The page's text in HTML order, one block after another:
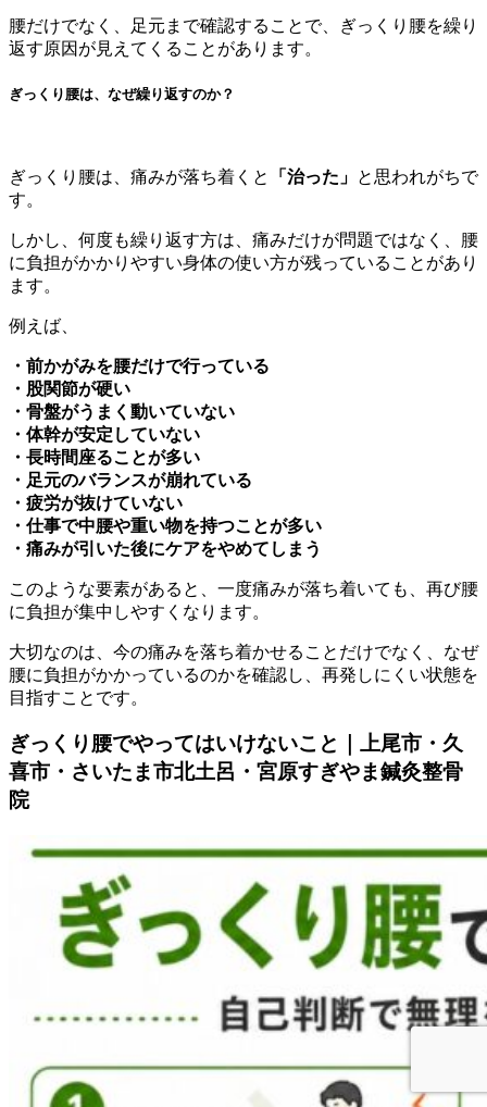
腰だけでなく、足元まで確認することで、ぎっくり腰を繰り
返す原因が見えてくることがあります。
ぎっくり腰は、なぜ繰り返すのか？
ぎっくり腰は、痛みが落ち着くと 「治った」 と思われがちで
す。
しかし、何度も繰り返す方は、痛みだけが問題ではなく、腰
に負担がかかりやすい身体の使い方が残っていることがあり
ます。
例えば、
・前かがみを腰だけで行っている
・股関節が硬い
・骨盤がうまく動いていない
・体幹が安定していない
・長時間座ることが多い
・足元のバランスが崩れている
・疲労が抜けていない
・仕事で中腰や重い物を持つことが多い
・痛みが引いた後にケアをやめてしまう
このような要素があると、一度痛みが落ち着いても、再び腰
に負担が集中しやすくなります。
大切なのは、今の痛みを落ち着かせることだけでなく、なぜ
腰に負担がかかっているのかを確認し、再発しにくい状態を
目指すことです。
ぎっくり腰でやってはいけないこと｜上尾市・久
喜市・さいたま市北土呂・宮原すぎやま鍼灸整骨
院